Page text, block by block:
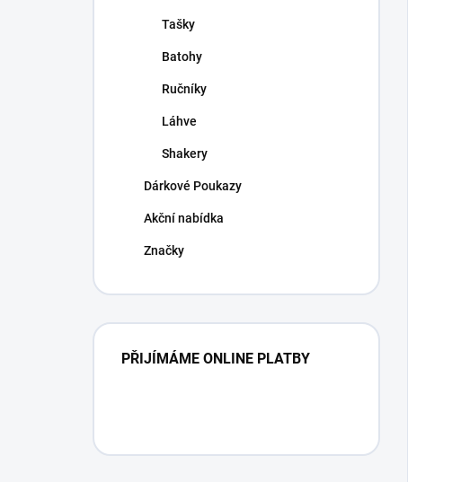
Tašky
Batohy
Ručníky
Láhve
Shakery
Dárkové Poukazy
Akční nabídka
Značky
PŘIJÍMÁME ONLINE PLATBY